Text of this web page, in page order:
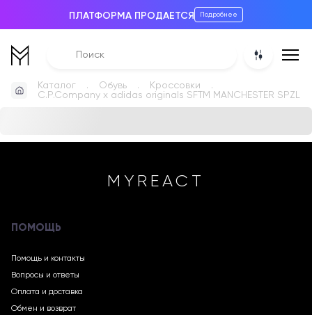
ПЛАТФОРМА ПРОДАЕТСЯ Подробнее
Каталог Обувь
Кроссовки
C.P.Company x adidas originals SFTM MANCHESTER SPZL
MYREACT
ПОМОЩЬ
Помощь и контакты
Вопросы и ответы
Оплата и доставка
Обмен и возврат